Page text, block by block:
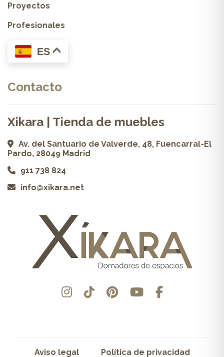
Proyectos
Profesionales
ES
Contacto
Xikara | Tienda de muebles
Av. del Santuario de Valverde, 48, Fuencarral-El
Pardo, 28049 Madrid
911 738 824
info@xikara.net
Aviso legal Política de privacidad